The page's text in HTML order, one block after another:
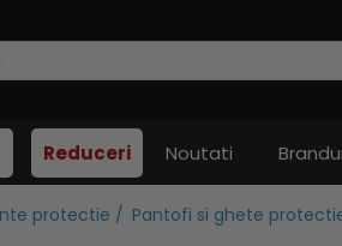
Reduceri Noutati
protectie / Pantofi si ghete